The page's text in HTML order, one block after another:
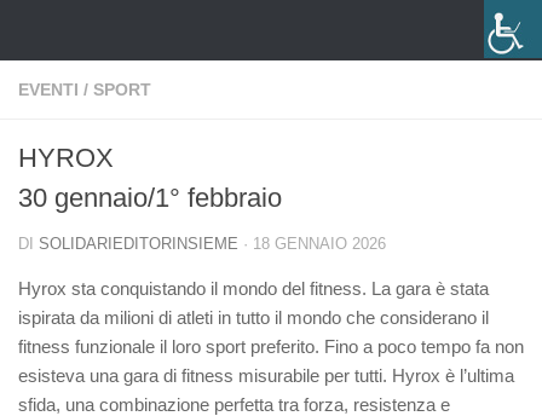
EVENTI / SPORT
HYROX
30 gennaio/1° febbraio
DI SOLIDARIEDITORINSIEME · 18 GENNAIO 2026
Hyrox sta conquistando il mondo del fitness. La gara è stata
ispirata da milioni di atleti in tutto il mondo che considerano il
fitness funzionale il loro sport preferito. Fino a poco tempo fa non
esisteva una gara di fitness misurabile per tutti. Hyrox è l’ultima
sfida, una combinazione perfetta tra forza, resistenza e